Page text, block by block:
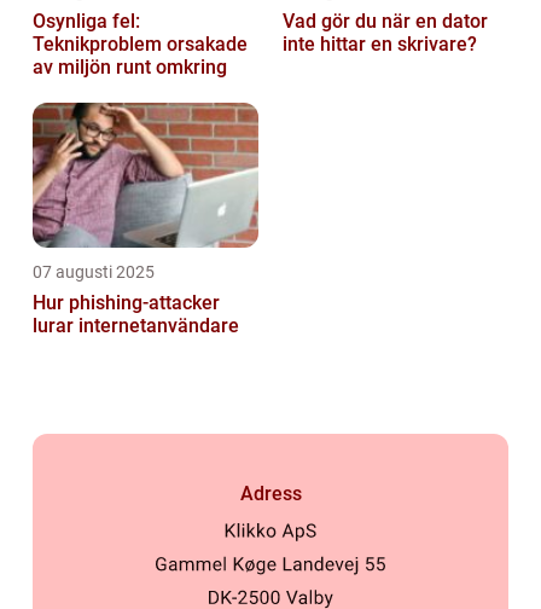
Osynliga fel:
Teknikproblem orsakade
av miljön runt omkring
Vad gör du när en dator
inte hittar en skrivare?
07 augusti 2025
Hur phishing-attacker
lurar internetanvändare
Adress